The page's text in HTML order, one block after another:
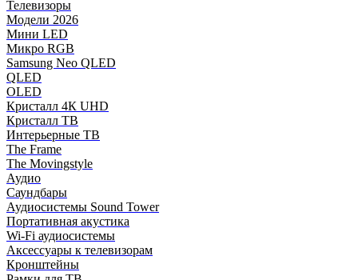
Телевизоры
Модели 2026
Мини LED
Микро RGB
Samsung Neo QLED
QLED
OLED
Кристалл 4К UHD
Кристалл ТВ
Интерьерные ТВ
The Frame
The Movingstyle
Аудио
Саундбары
Аудиосистемы Sound Tower
Портативная акустика
Wi-Fi аудиосистемы
Аксессуары к телевизорам
Кронштейны